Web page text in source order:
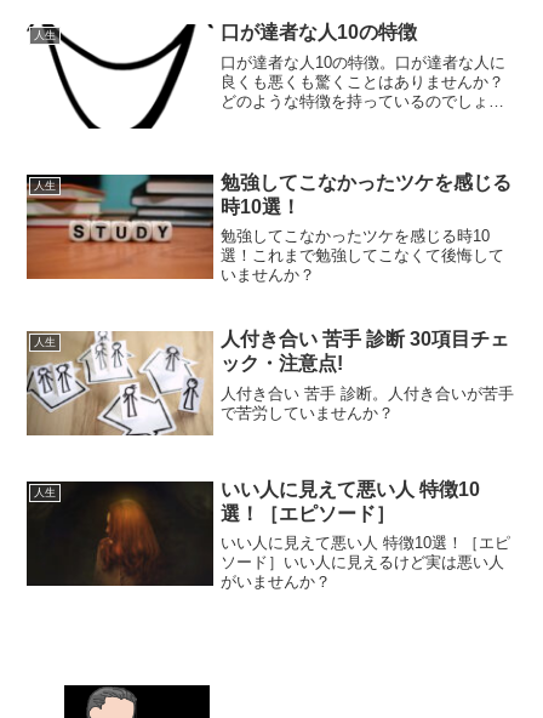
人生 口が達者な人10の特徴
口が達者な人10の特徴。口が達者な人に
良くも悪くも驚くことはありませんか？
どのような特徴を持っているのでしょう
人生
勉強してこなかったツケを感じる
時10選！
勉強してこなかったツケを感じる時10
選！これまで勉強してこなくて後悔して
いませんか？
人生
人付き合い 苦手 診断 30項目チェ
ック・注意点!
人付き合い 苦手 診断。人付き合いが苦手
で苦労していませんか？
人生
いい人に見えて悪い人 特徴10
選！［エピソード］
いい人に見えて悪い人 特徴10選！［エピ
ソード］いい人に見えるけど実は悪い人
がいませんか？